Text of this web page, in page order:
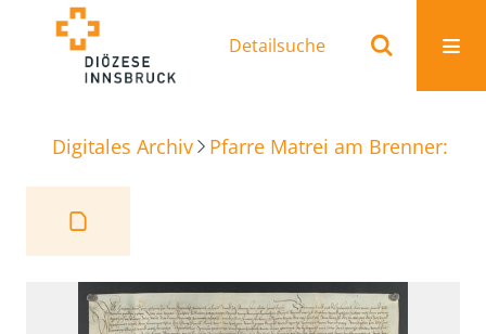
Detailsuche
Digitales Archiv Pfarre Matrei am Brenner: